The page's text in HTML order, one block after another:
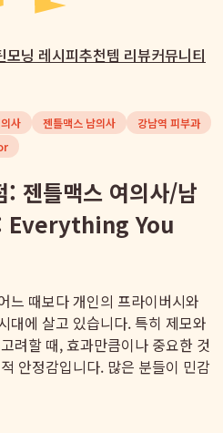
모닝 레시피추천템 리뷰커뮤니티
사 젠틀맥스 남의사
강남역 피부과
: 젠틀맥스 여의사/남
: Everything You
느 때보다 개인의 프라이버시와
대에 살고 있습니다. 특히 제모와
려할 때, 효과만큼이나 중요한 것
안정감입니다. 많은 분들이 민감